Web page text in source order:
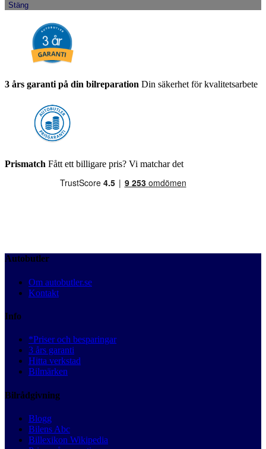
Stäng
3 års garanti på din bilreparation Din säkerhet för kvalitetsarbete
Prismatch Fått ett billigare pris? Vi matchar det
Autobutler
Om autobutler.se
Kontakt
Info
*Priser och besparingar
3 års garanti
Hitta verkstad
Bilmärken
Bilrådgivning
Blogg
Bilens Abc
Billexikon Wikipedia